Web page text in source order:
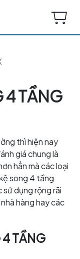
4 TẦNG
thì hiện nay
giá chung là
hẳn mà các loại
song 4 tầng
dụng rộng rãi
hàng hay các
TẦNG